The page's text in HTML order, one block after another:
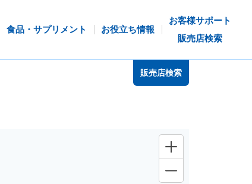
食品・サプリメント お役立ち情報
お客様サポート
販売店検索
販売店検索